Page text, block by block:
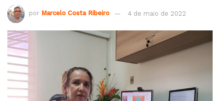
por Marcelo Costa Ribeiro 4 de maio de 2022